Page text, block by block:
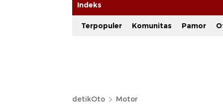
Indeks
Terpopuler Komunitas Pamor
detikOto Motor